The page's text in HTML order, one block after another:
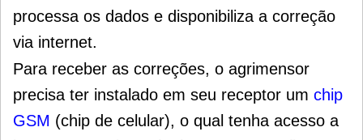
processa os dados e disponibiliza a correção
via internet.
Para receber as correções, o agrimensor
precisa ter instalado em seu receptor um chip
GSM (chip de celular), o qual tenha acesso a